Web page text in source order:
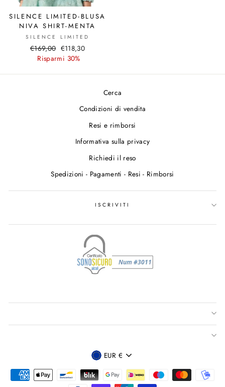
SILENCE LIMITED-BLUSA
NIVA SHIRT-MENTA
SILENCE LIMITED
Prezzo
€169,00 Prezzo
scontato
€118,30
Risparmi 30%
Cerca
Condizioni di vendita
Resi e rimborsi
Informativa sulla privacy
Richiedi il reso
Spedizioni - Pagamenti - Resi - Rimborsi
ISCRIVITI
VALUTA
EUR €